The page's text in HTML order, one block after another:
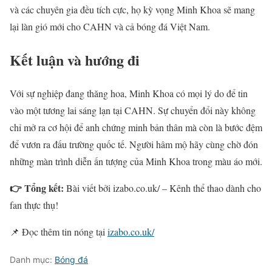
và các chuyên gia đều tích cực, họ kỳ vọng Minh Khoa sẽ mang
lại làn gió mới cho CAHN và cả bóng đá Việt Nam.
Kết luận và hướng đi
Với sự nghiệp đang thăng hoa, Minh Khoa có mọi lý do để tin
vào một tương lai sáng lạn tại CAHN. Sự chuyển đổi này không
chỉ mở ra cơ hội để anh chứng minh bản thân mà còn là bước đệm
để vươn ra đấu trường quốc tế. Người hâm mộ hãy cùng chờ đón
những màn trình diễn ấn tượng của Minh Khoa trong màu áo mới.
👉 Tổng kết: Bài viết bởi izabo.co.uk/ – Kênh thể thao dành cho
fan thực thụ!
📌 Đọc thêm tin nóng tại izabo.co.uk/
Danh mục: Bóng đá